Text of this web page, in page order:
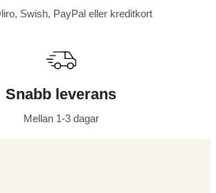
Swish, PayPal eller kreditkort
Snabb leverans
Mellan 1-3 dagar